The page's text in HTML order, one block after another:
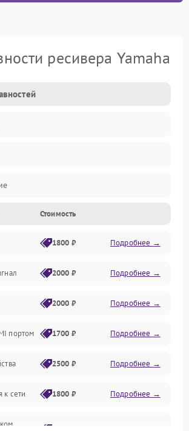
ресивера Yamaha
повреждения
Стоимость
1800 ₽ Подробнее →
2000 ₽ Подробнее →
2000 ₽ Подробнее →
портом 1700 ₽ Подробнее →
2500 ₽ Подробнее →
к сети 1800 ₽ Подробнее →